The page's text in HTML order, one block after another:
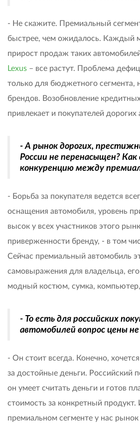
- Не скажите. Премиальный
быстрее, чем ожидалось. Каждый
прирост продаж таких
Lexus – все растут. Проблема
только для бюджетного сегмента,
брендов. Возобновление
привлекает и покупателей дорогих
- А рынок дорогих,
России не перенасыщен?
конкуренцию между
- Борьба за покупателя ведется
оснащения автомобиля, уровень
высок у всех участников этого
приверженности бренду, - в том
Сейчас премиальный автомобиль
самовыражения для владельца,
модный костюм, сумка,
- То есть для российских
автомобилей вопрос цены
- Он стоит всегда. Конечно,
за достойные деньги. Российский
он умеет считать деньги и готов
стоимость за конкретный продукт.
премиальном сегменте у нас